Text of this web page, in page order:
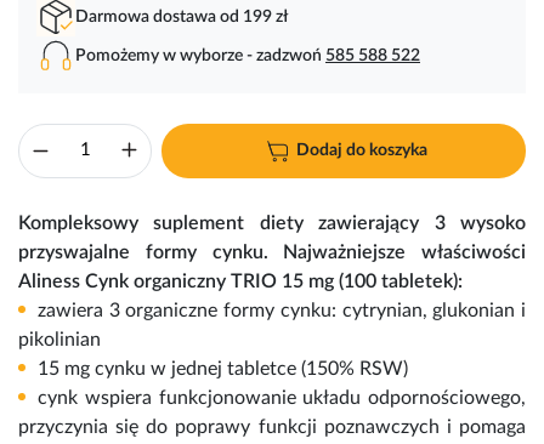
Darmowa dostawa od 199 zł
Pomożemy w wyborze - zadzwoń 585 588 522
Dodaj do koszyka
Kompleksowy suplement diety zawierający 3 wysoko
przyswajalne formy cynku. Najważniejsze właściwości
Aliness Cynk organiczny TRIO 15 mg (100 tabletek):
zawiera 3 organiczne formy cynku: cytrynian, glukonian i
pikolinian
15 mg cynku w jednej tabletce (150% RSW)
cynk wspiera funkcjonowanie układu odpornościowego,
przyczynia się do poprawy funkcji poznawczych i pomaga